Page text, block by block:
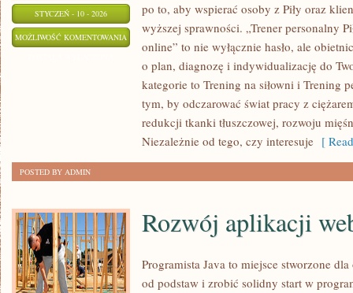
STYCZEŃ - 10 - 2026
MOŻLIWOŚĆ KOMENTOWANIA POWRÓT
FORMY
po to, aby wspierać osoby z Piły oraz
wyższej sprawności. „Trener personalny
online” to nie wyłącznie hasło, ale
o plan, diagnozę i indywidualizację do
kategorie to Trening na siłowni i Trening
tym, by odczarować świat pracy z
redukcji tkanki tłuszczowej, rozwoju
Niezależnie od tego, czy interesuje [
POSTED BY ADMIN
Rozwój aplikacji
Programista Java to miejsce stworzone
od podstaw i zrobić solidny start w